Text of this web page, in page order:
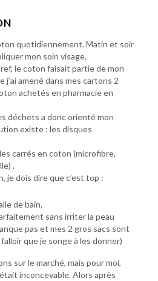
quotidiennement. Matin et soir
mon soin visage,
le coton faisait partie de mon
amené dans mes cartons 2
achetés en pharmacie en
déchets a donc orienté mon
existe : les disques
carrés en coton (microfibre,
.
je dois dire que c’est top :
de bain,
sans irriter la peau
pas et mes 2 gros sacs sont
que je songe à les donner)
sur le marché, mais pour moi,
inconcevable. Alors après